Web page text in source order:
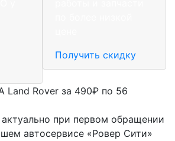
Получить скидку
Rover за 490₽ по 56
при первом обращении
автосервисе «Ровер Сити»